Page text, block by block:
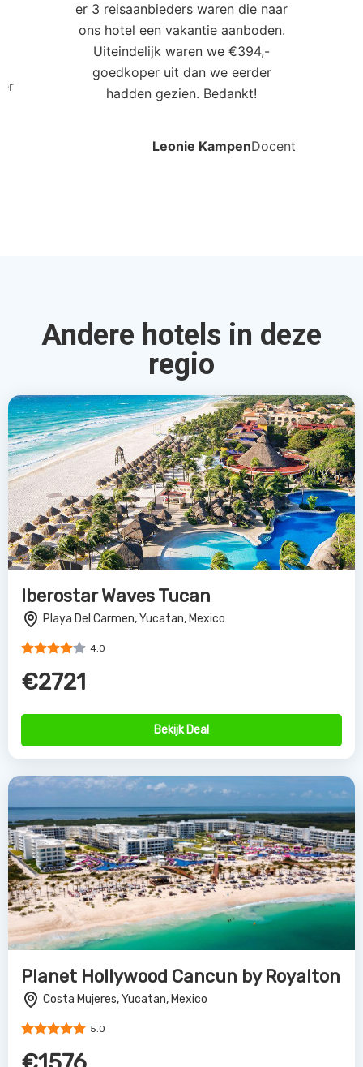
er 3 reisaanbieders waren die naar
ons hotel een vakantie aanboden.
Uiteindelijk waren we €394,-
goedkoper uit dan we eerder
hadden gezien. Bedankt!
Leonie KampenDocent
Andere hotels in deze
regio
Iberostar Waves Tucan
Playa Del Carmen, Yucatan, Mexico
4.0
€2721
Bekijk Deal
Planet Hollywood Cancun by Royalton
Costa Mujeres, Yucatan, Mexico
5.0